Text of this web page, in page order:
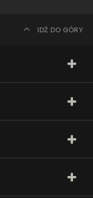
IDŹ DO GÓRY